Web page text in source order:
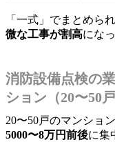
「一式」でまとめら
微な工事が割高にな
消防設備点検の
ション（20〜50
20〜50戸のマンショ
5000〜8万円前後に集